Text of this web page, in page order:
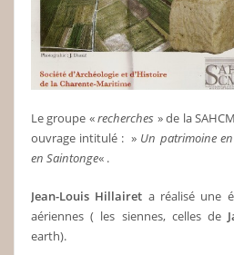
Le groupe «recherches » de la
ouvrage intitulé : » Un patrimoine
en Saintonge« .
Jean-Louis Hillairet a réalisé une
aériennes ( les siennes, celles de
earth).